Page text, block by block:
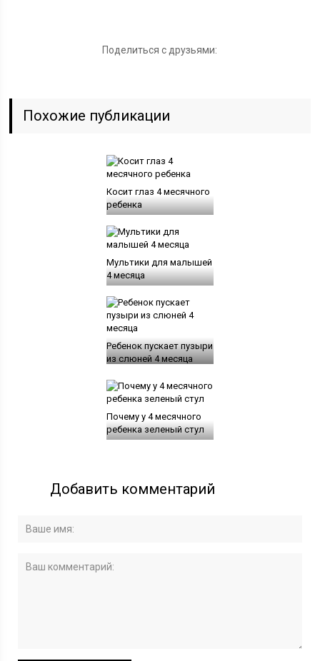
Поделиться с друзьями:
Похожие публикации
Косит глаз 4 месячного
ребенка
Мультики для малышей
4 месяца
Ребенок пускает пузыри
из слюней 4 месяца
Почему у 4 месячного
ребенка зеленый стул
Добавить комментарий